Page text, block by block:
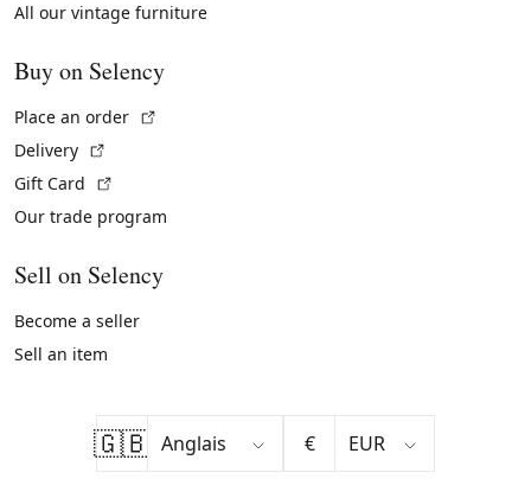
All our vintage furniture
Buy on Selency
Place an order
Delivery
Gift Card
Our trade program
Sell on Selency
Become a seller
Sell an item
🇬🇧 €